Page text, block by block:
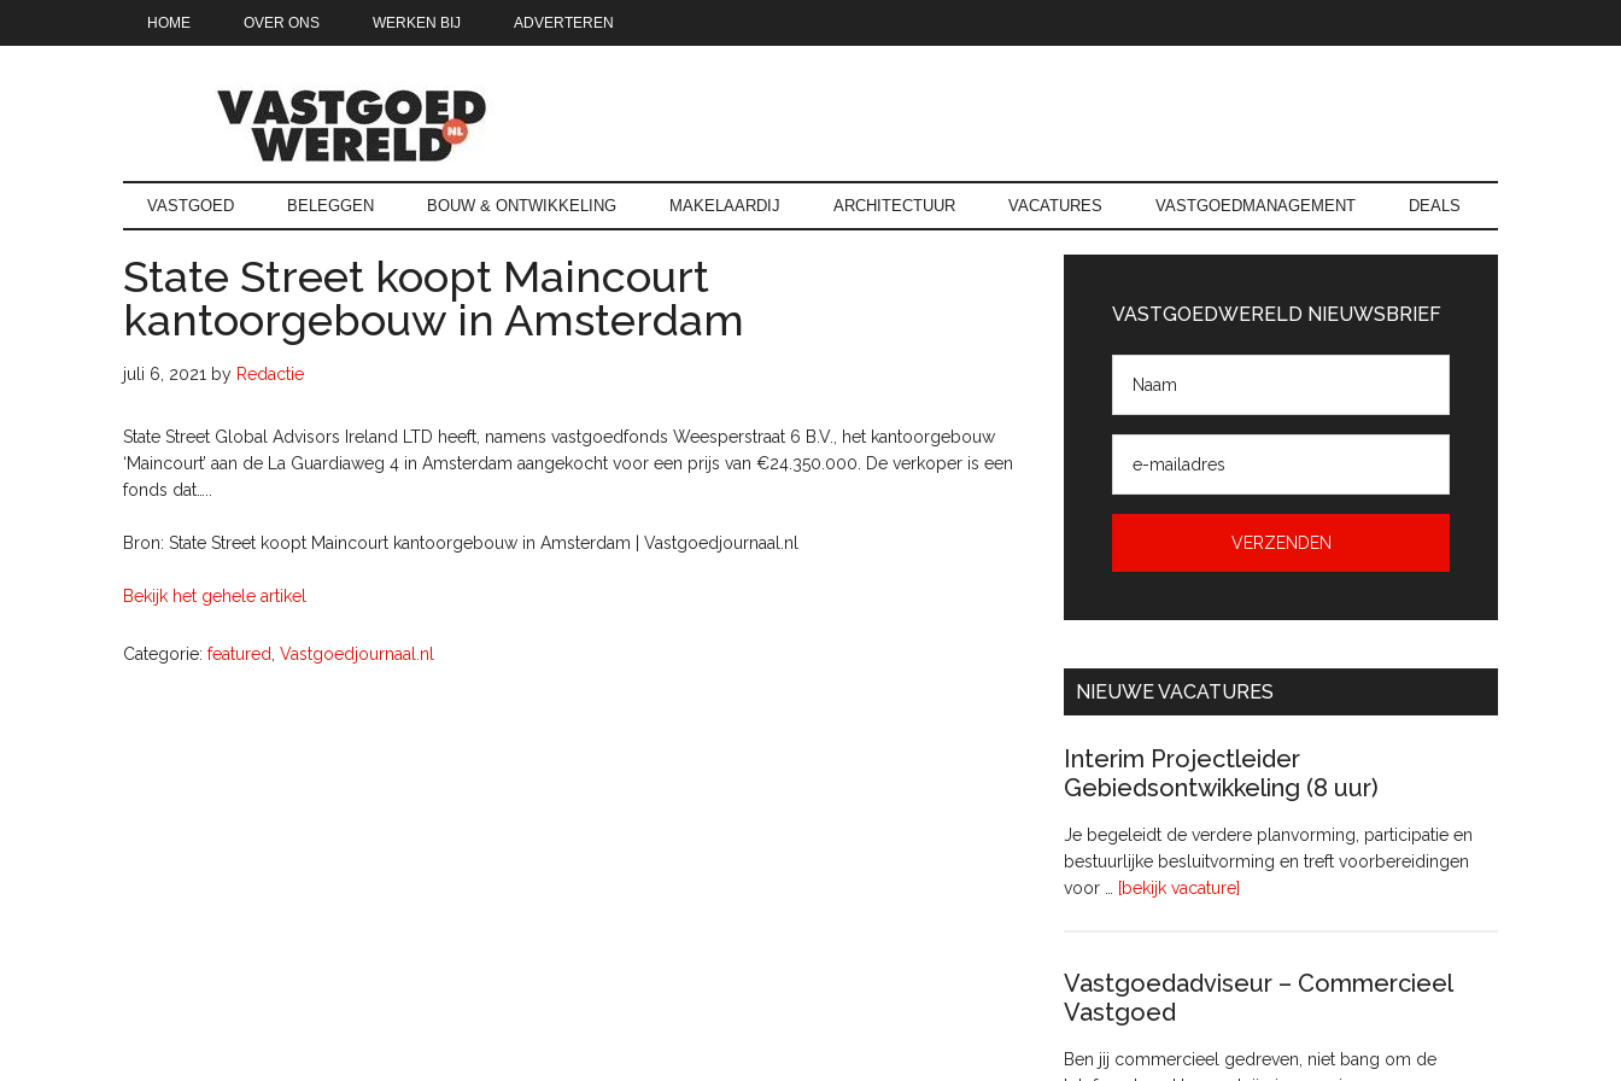
HOME OVER ONS WERKEN BIJ ADVERTEREN
Vastgoedwereld.nl
vastgoedwereld.nl
VASTGOED BELEGGEN BOUW & ONTWIKKELING MAKELAARDIJ ARCHITECTUUR VACATURES VASTGOEDMANAGEMENT DEALS
State Street koopt Maincourt
kantoorgebouw in Amsterdam
juli 6, 2021 by Redactie
State Street Global Advisors Ireland LTD heeft, namens vastgoedfonds Weesperstraat 6 B.V., het kantoorgebouw
‘Maincourt’ aan de La Guardiaweg 4 in Amsterdam aangekocht voor een prijs van €24.350.000. De verkoper is een
fonds dat…..
Bron: State Street koopt Maincourt kantoorgebouw in Amsterdam | Vastgoedjournaal.nl
Bekijk het gehele artikel
Categorie: featured Vastgoedjournaal.nl
Sidebar
VASTGOEDWERELD NIEUWSBRIEF
NIEUWE VACATURES
Interim Projectleider
Gebiedsontwikkeling (8 uur)
Je begeleidt de verdere planvorming, participatie en
bestuurlijke besluitvorming en treft voorbereidingen
voor …
[bekijk vacature]
uur)
Vastgoedadviseur – Commercieel
Vastgoed
Ben jij commercieel gedreven, niet bang om de